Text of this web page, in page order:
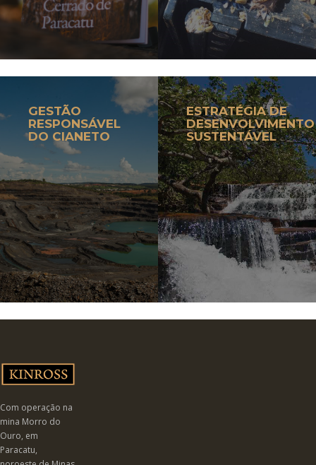
GESTÃO
RESPONSÁVEL
DO CIANETO
ESTRATÉGIA DE
DESENVOLVIMENTO
SUSTENTÁVEL
Com operação na
mina Morro do
Ouro, em
Paracatu,